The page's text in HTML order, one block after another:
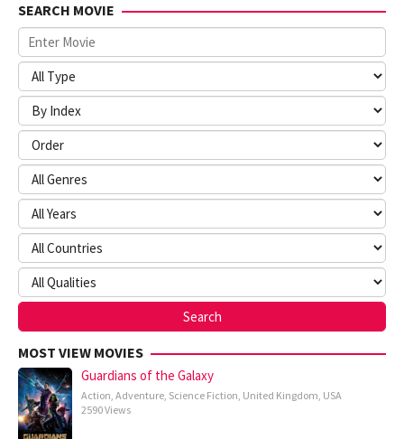
SEARCH MOVIE
MOST VIEW MOVIES
Guardians of the Galaxy
Action, Adventure, Science Fiction, United Kingdom, USA
2590 Views